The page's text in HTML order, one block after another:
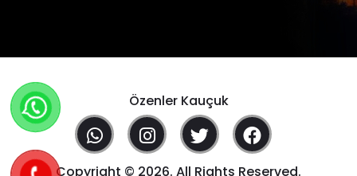
Özenler Kauçuk
Copyright © 2026. All Rights Reserved.